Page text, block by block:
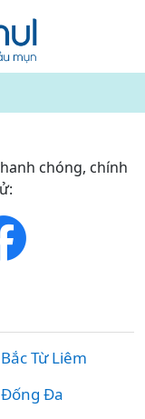
chóng, chính
Từ Liêm
Đa